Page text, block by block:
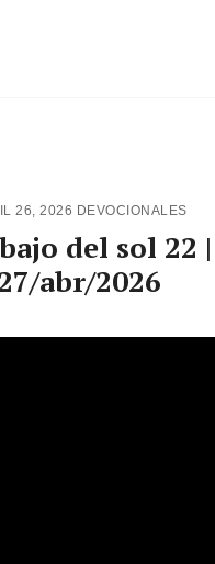
26, 2026 DEVOCIONALES
del sol 22
abr/2026